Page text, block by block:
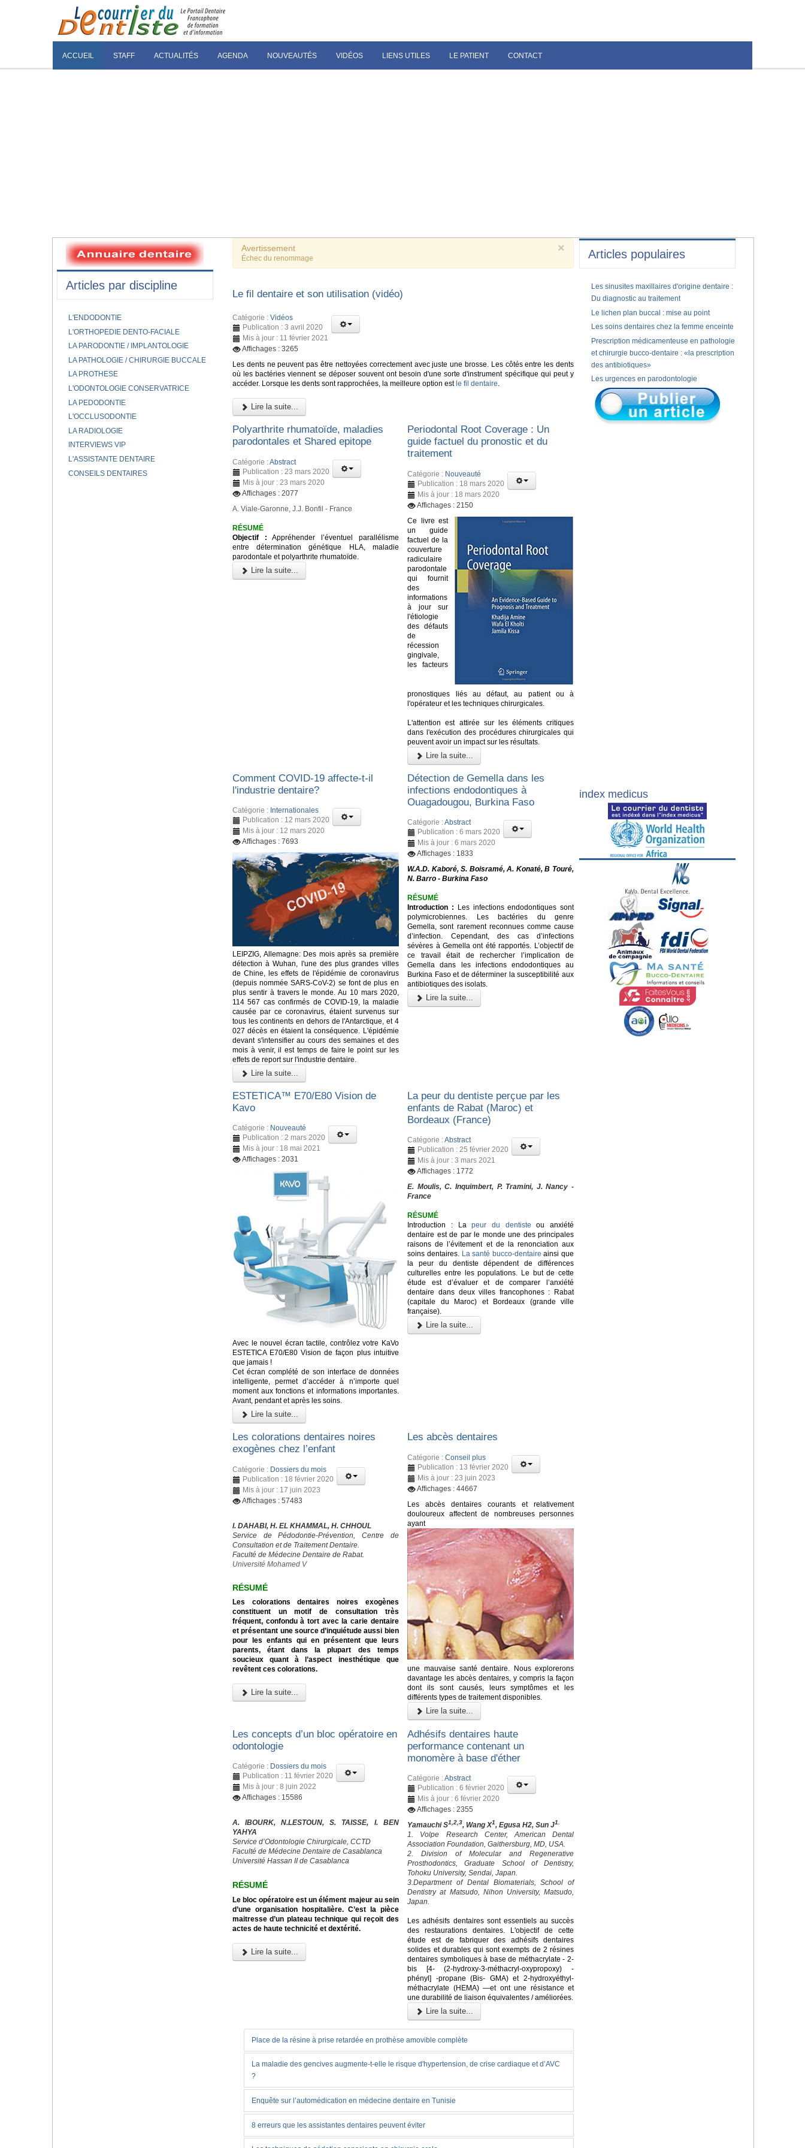
ACCUEIL STAFF ACTUALITÉS AGENDA NOUVEAUTÉS VIDÉOS LIENS UTILES LE PATIENT CONTACT
×
Avertissement
Échec du renommage
Le fil dentaire et son utilisation (vidéo)
Catégorie : Vidéos
Publication : 3 avril 2020
Mis à jour : 11 février 2021
Affichages : 3265
Les dents ne peuvent pas être nettoyées correctement avec juste une brosse. Les côtés entre les dents
où les bactéries viennent se déposer souvent ont besoin d'une sorte d'instrument spécifique qui peut y
accéder. Lorsque les dents sont rapprochées, la meilleure option estle fil dentaire
Lire la suite...
Polyarthrite rhumatoïde, maladies
parodontales et Shared epitope
Catégorie :Abstract
Publication : 23 mars 2020
Mis à jour : 23 mars 2020
Affichages : 2077
A. Viale-Garonne, J.J. Bonfil - France
RÉSUMÉ
Objectif : Appréhender l’éventuel parallélisme
entre détermination génétique HLA, maladie
parodontale et polyarthrite rhumatoïde.
Lire la suite...
Periodontal Root Coverage : Un
guide factuel du pronostic et du
traitement
Catégorie : Nouveauté
Publication : 18 mars 2020
Mis à jour : 18 mars 2020
Affichages : 2150
Ce livre est
un guide
factuel de la
couverture
radiculaire
parodontale
qui fournit
des
informations
à jour sur
l'étiologie
des défauts
de
récession
gingivale,
les facteurs
pronostiques liés au défaut, au patient ou à
l'opérateur et les techniques chirurgicales.
L'attention est attirée sur les éléments critiques
dans l'exécution des procédures chirurgicales qui
peuvent avoir un impact sur les résultats.
Lire la suite...
Comment COVID-19 affecte-t-il
l'industrie dentaire?
Catégorie : Internationales
Publication : 12 mars 2020
Mis à jour : 12 mars 2020
Affichages : 7693
LEIPZIG, Allemagne: Des mois après sa première
détection à Wuhan, l'une des plus grandes villes
de Chine, les effets de l'épidémie de coronavirus
(depuis nommée SARS-CoV-2) se font de plus en
plus sentir à travers le monde. Au 10 mars 2020,
114 567 cas confirmés de COVID-19, la maladie
causée par ce coronavirus, étaient survenus sur
tous les continents en dehors de l'Antarctique, et 4
027 décès en étaient la conséquence. L'épidémie
devant s'intensifier au cours des semaines et des
mois à venir, il est temps de faire le point sur les
effets de report sur l'industrie dentaire.
Lire la suite...
Détection de Gemella dans les
infections endodontiques à
Ouagadougou, Burkina Faso
Catégorie :Abstract
Publication : 6 mars 2020
Mis à jour : 6 mars 2020
Affichages : 1833
W.A.D. Kaboré, S. Boisramé, A. Konaté, B Touré,
N. Barro - Burkina Faso
RÉSUMÉ
Introduction : Les infections endodontiques sont
polymicrobiennes. Les bactéries du genre
Gemella, sont rarement reconnues comme cause
d’infection. Cependant, des cas d’infections
sévères à Gemella ont été rapportés. L’objectif de
ce travail était de rechercher l’implication de
Gemella dans les infections endodontiques au
Burkina Faso et de déterminer la susceptibilité aux
antibiotiques des isolats.
Lire la suite...
ESTETICA™️ E70/E80 Vision de
Kavo
Catégorie : Nouveauté
Publication : 2 mars 2020
Mis à jour : 18 mai 2021
Affichages : 2031
Avec le nouvel écran tactile, contrôlez votre KaVo
ESTETICA E70/E80 Vision de façon plus intuitive
que jamais !
Cet écran complété de son interface de données
intelligente, permet d’accéder à n’importe quel
moment aux fonctions et informations importantes.
Avant, pendant et après les soins.
Lire la suite...
La peur du dentiste perçue par les
enfants de Rabat (Maroc) et
Bordeaux (France)
Catégorie :Abstract
Publication : 25 février 2020
Mis à jour : 3 mars 2021
Affichages : 1772
E. Moulis, C. Inquimbert, P. Tramini, J. Nancy -
France
RÉSUMÉ
Introduction : Lapeur du dentiste ou anxiété
dentaire est de par le monde une des principales
raisons de l’évitement et de la renonciation aux
soins dentaires. La santé bucco-dentaire ainsi que
la peur du dentiste dépendent de différences
culturelles entre les populations. Le but de cette
étude est d’évaluer et de comparer l’anxiété
dentaire dans deux villes francophones : Rabat
(capitale du Maroc) et Bordeaux (grande ville
française).
Lire la suite...
Les colorations dentaires noires
exogènes chez l’enfant
Catégorie : Dossiers du mois
Publication : 18 février 2020
Mis à jour : 17 juin 2023
Affichages : 57483
I. DAHABI, H. EL KHAMMAL, H. CHHOUL
Service de Pédodontie-Prévention, Centre de
Consultation et de Traitement Dentaire.
Faculté de Médecine Dentaire de Rabat.
Université Mohamed V
RÉSUMÉ
Les colorations dentaires noires exogènes
constituent un motif de consultation très
fréquent, confondu à tort avec la carie dentaire
et présentant une source d’inquiétude aussi bien
pour les enfants qui en présentent que leurs
parents, étant dans la plupart des temps
soucieux quant à l’aspect inesthétique que
revêtent ces colorations.
Lire la suite...
Les abcès dentaires
Catégorie :Conseil plus
Publication : 13 février 2020
Mis à jour : 23 juin 2023
Affichages : 44667
Les abcès dentaires courants et relativement
douloureux affectent de nombreuses personnes
ayant
une mauvaise santé dentaire. Nous explorerons
davantage les abcès dentaires, y compris la façon
dont ils sont causés, leurs symptômes et les
différents types de traitement disponibles.
Lire la suite...
Les concepts d’un bloc opératoire en
odontologie
Catégorie : Dossiers du mois
Publication : 11 février 2020
Mis à jour : 8 juin 2022
Affichages : 15586
A. IBOURK, N.LESTOUN, S. TAISSE, I. BEN
YAHYA
Service d’Odontologie Chirurgicale, CCTD
Faculté de Médecine Dentaire de Casablanca
Université Hassan II de Casablanca
RÉSUMÉ
Le bloc opératoire est un élément majeur au sein
d’une organisation hospitalière. C’est la pièce
maitresse d’un plateau technique qui reçoit des
actes de haute technicité et dextérité.
Lire la suite...
Adhésifs dentaires haute
performance contenant un
monomère à base d'éther
Catégorie :Abstract
Publication : 6 février 2020
Mis à jour : 6 février 2020
Affichages : 2355
Yamauchi S1,2,3, Wang X1, Egusa H2, Sun J1.
1. Volpe Research Center, American Dental
Association Foundation, Gaithersburg, MD, USA.
2. Division of Molecular and Regenerative
Prosthodontics, Graduate School of Dentistry,
Tohoku University, Sendai, Japan.
3.Department of Dental Biomaterials, School of
Dentistry at Matsudo, Nihon University, Matsudo,
Japan.
Les adhésifs dentaires sont essentiels au succès
des restaurations dentaires. L'objectif de cette
étude est de fabriquer des adhésifs dentaires
solides et durables qui sont exempts de 2 résines
dentaires symboliques à base de méthacrylate - 2-
bis [4- (2-hydroxy-3-méthacryl-oxypropoxy) -
phényl] -propane (Bis- GMA) et 2-hydroxyéthyl-
méthacrylate (HEMA) —et ont une résistance et
une durabilité de liaison équivalentes / améliorées.
Lire la suite...
Place de la résine à prise retardée en prothèse amovible complète
La maladie des gencives augmente-t-elle le risque d'hypertension, de crise cardiaque et d’AVC
?
Enquête sur l’automédication en médecine dentaire en Tunisie
8 erreurs que les assistantes dentaires peuvent éviter
Articles par discipline
L'ENDODONTIE
L'ORTHOPEDIE DENTO-FACIALE
LA PARODONTIE / IMPLANTOLOGIE
LA PATHOLOGIE / CHIRURGIE BUCCALE
LA PROTHESE
L'ODONTOLOGIE CONSERVATRICE
LA PEDODONTIE
L'OCCLUSODONTIE
LA RADIOLOGIE
INTERVIEWS VIP
L'ASSISTANTE DENTAIRE
CONSEILS DENTAIRES
Articles populaires
Les sinusites maxillaires d'origine dentaire :
Du diagnostic au traitement
Le lichen plan buccal : mise au point
Les soins dentaires chez la femme enceinte
Prescription médicamenteuse en pathologie
et chirurgie bucco-dentaire : «la prescription
des antibiotiques»
Les urgences en parodontologie
index medicus